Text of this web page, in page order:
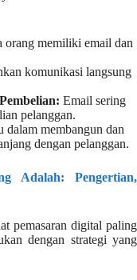
orang memiliki email dan
komunikasi langsung
Email sering
pelanggan.
dalam membangun dan
dengan pelanggan.
Adalah: Pengertian,
pemasaran digital paling
dengan strategi yang